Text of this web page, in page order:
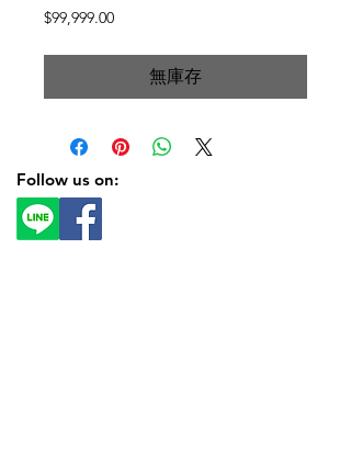
$99,999.00價
無庫存
Follow us on: